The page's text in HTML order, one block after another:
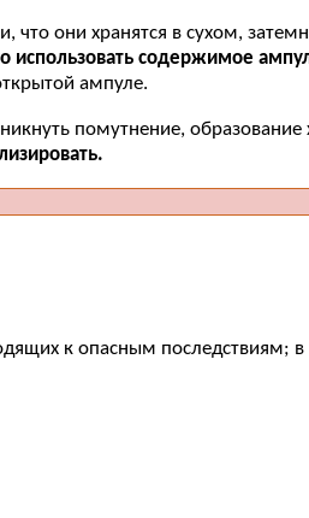
что они хранятся в сухом,
использовать содержимое
ампуле.
помутнение,
к опасным последствиям;